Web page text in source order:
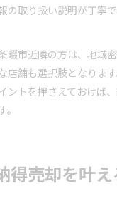
の取り扱い説明が丁寧
畷市近隣の方は、地域
店舗も選択肢となりま
ントを押さえておけば
得売却を叶